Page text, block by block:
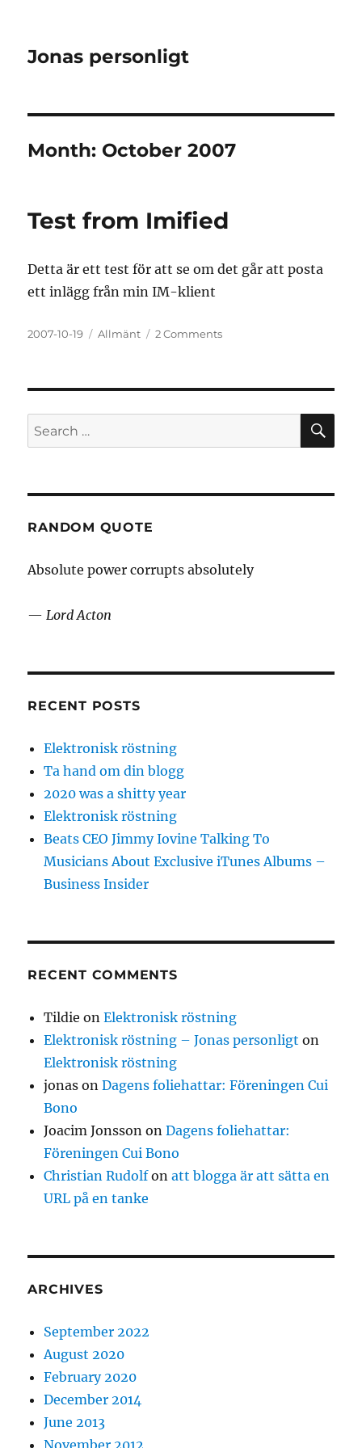
Jonas personligt
Month: October 2007
Test from Imified
Detta är ett test för att se om det går att posta
ett inlägg från min IM-klient
Posted
2007-10-19 Categories
Allmänt 2 Commentson
Search
for:
RANDOM QUOTE
Absolute power corrupts absolutely
—Lord Acton
RECENT POSTS
Elektronisk röstning
Ta hand om din blogg
2020 was a shitty year
Elektronisk röstning
Beats CEO Jimmy Iovine Talking To
Musicians About Exclusive iTunes Albums –
Business Insider
RECENT COMMENTS
Tildie onElektronisk röstning
Elektronisk röstning – Jonas personligt on
Elektronisk röstning
jonas onDagens foliehattar: Föreningen Cui
Bono
Joacim Jonsson onDagens foliehattar:
Föreningen Cui Bono
Christian Rudolfonatt blogga är att sätta en
URL på en tanke
ARCHIVES
September 2022
August 2020
February 2020
December 2014
June 2013
November 2012